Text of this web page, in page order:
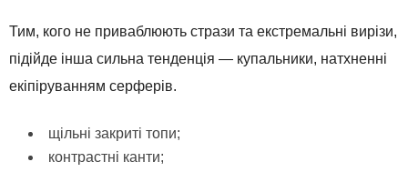
Тим, кого не приваблюють стрази та екстремальні вирізи,
підійде інша сильна тенденція — купальники, натхненні
екіпіруванням серферів.
щільні закриті топи;
контрастні канти;